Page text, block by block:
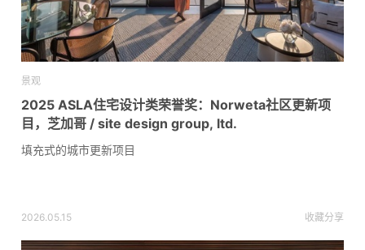
景观
2025 ASLA住宅设计类荣誉奖：Norweta社区更新项
目，芝加哥 / site design group, ltd.
填充式的城市更新项目
2026.05.15 收藏分享